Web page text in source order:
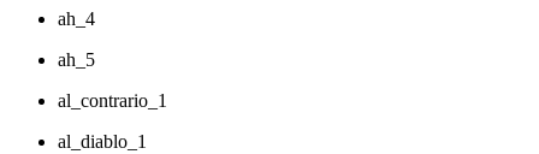
ah_4
ah_5
al_contrario_1
al_diablo_1